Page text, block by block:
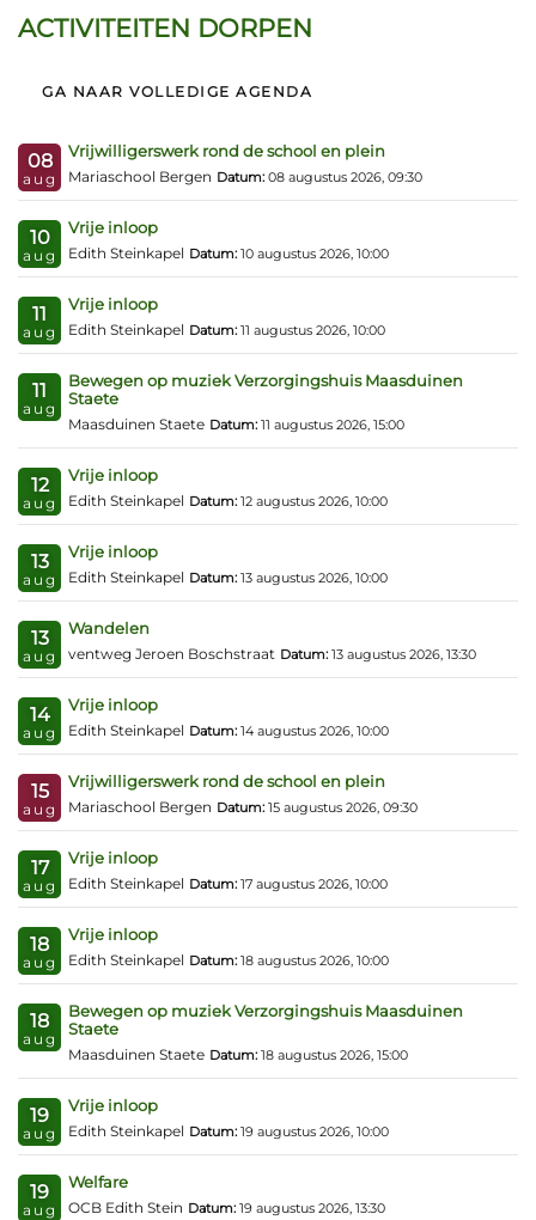
ACTIVITEITEN DORPEN
GA NAAR VOLLEDIGE AGENDA
08
aug
Vrijwilligerswerk rond de school en plein
Mariaschool Bergen Datum: 08 augustus 2026, 09:30
10
aug
Vrije inloop
Edith Steinkapel Datum: 10 augustus 2026, 10:00
11
aug
Vrije inloop
Edith Steinkapel Datum: 11 augustus 2026, 10:00
11
aug
Bewegen op muziek Verzorgingshuis Maasduinen
Staete
Maasduinen Staete Datum: 11 augustus 2026, 15:00
12
aug
Vrije inloop
Edith Steinkapel Datum: 12 augustus 2026, 10:00
13
aug
Vrije inloop
Edith Steinkapel Datum: 13 augustus 2026, 10:00
13
aug
Wandelen
ventweg Jeroen Boschstraat Datum: 13 augustus 2026, 13:30
14
aug
Vrije inloop
Edith Steinkapel Datum: 14 augustus 2026, 10:00
15
aug
Vrijwilligerswerk rond de school en plein
Mariaschool Bergen Datum: 15 augustus 2026, 09:30
17
aug
Vrije inloop
Edith Steinkapel Datum: 17 augustus 2026, 10:00
18
aug
Vrije inloop
Edith Steinkapel Datum: 18 augustus 2026, 10:00
18
aug
Bewegen op muziek Verzorgingshuis Maasduinen
Staete
Maasduinen Staete Datum: 18 augustus 2026, 15:00
19
aug
Vrije inloop
Edith Steinkapel Datum: 19 augustus 2026, 10:00
19
aug
Welfare
OCB Edith Stein Datum: 19 augustus 2026, 13:30